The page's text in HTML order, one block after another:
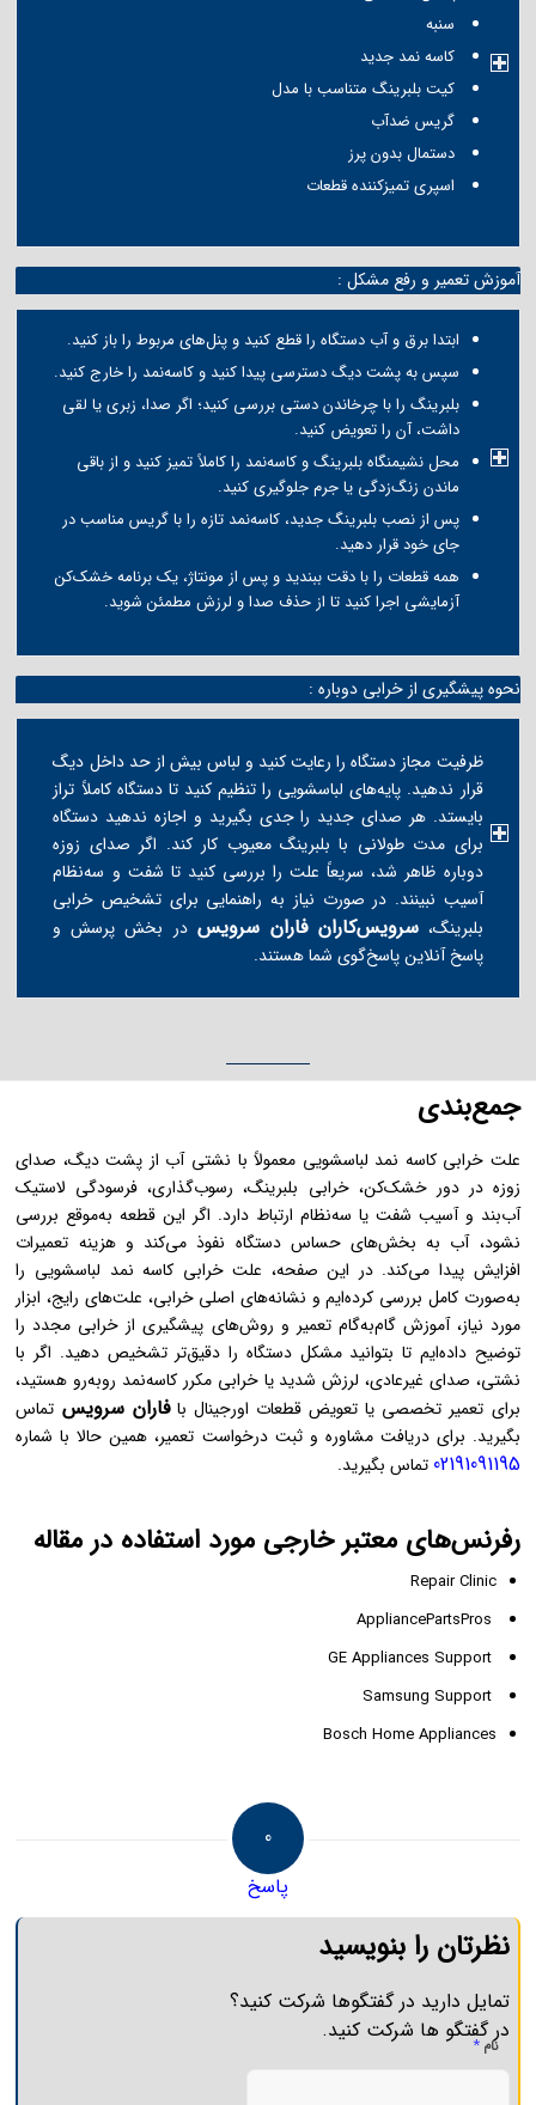
سنبه
کاسه نمد جدید
کیت بلبرینگ متناسب با مدل
گریس ضدآب
دستمال بدون پرز
اسپری تمیزکننده قطعات
آموزش تعمیر و رفع مشکل :
ابتدا برق و آب دستگاه را قطع کنید و پنل‌های مربوط را باز کنید.
سپس به پشت دیگ دسترسی پیدا کنید و کاسه‌نمد را خارج کنید.
بلبرینگ را با چرخاندن دستی بررسی کنید؛ اگر صدا، زبری یا لقی
داشت، آن را تعویض کنید.
محل نشیمنگاه بلبرینگ و کاسه‌نمد را کاملاً تمیز کنید و از باقی
ماندن زنگ‌زدگی یا جرم جلوگیری کنید.
پس از نصب بلبرینگ جدید، کاسه‌نمد تازه را با گریس مناسب در
جای خود قرار دهید.
همه قطعات را با دقت ببندید و پس از مونتاژ، یک برنامه خشک‌کن
آزمایشی اجرا کنید تا از حذف صدا و لرزش مطمئن شوید.
نحوه پیشگیری از خرابی دوباره :
ظرفیت مجاز دستگاه را رعایت کنید و لباس بیش از حد داخل دیگ
قرار ندهید. پایه‌های لباسشویی را تنظیم کنید تا دستگاه کاملاً تراز
بایستد. هر صدای جدید را جدی بگیرید و اجازه ندهید دستگاه
برای مدت طولانی با بلبرینگ معیوب کار کند. اگر صدای زوزه
دوباره ظاهر شد، سریعاً علت را بررسی کنید تا شفت و سه‌نظام
آسیب نبینند. در صورت نیاز به راهنمایی برای تشخیص خرابی
بلبرینگ،سرویس‌کاران فاران سرویس در بخش پرسش و
پاسخ آنلاین پاسخ‌گوی شما هستند.
جمع‌بندی
علت خرابی کاسه نمد لباسشویی معمولاً با نشتی آب از پشت دیگ، صدای
زوزه در دور خشک‌کن، خرابی بلبرینگ، رسوب‌گذاری، فرسودگی لاستیک
آب‌بند و آسیب شفت یا سه‌نظام ارتباط دارد. اگر این قطعه به‌موقع بررسی
نشود، آب به بخش‌های حساس دستگاه نفوذ می‌کند و هزینه تعمیرات
افزایش پیدا می‌کند. در این صفحه، علت خرابی کاسه نمد لباسشویی را
به‌صورت کامل بررسی کرده‌ایم و نشانه‌های اصلی خرابی، علت‌های رایج، ابزار
مورد نیاز، آموزش گام‌به‌گام تعمیر و روش‌های پیشگیری از خرابی مجدد را
توضیح داده‌ایم تا بتوانید مشکل دستگاه را دقیق‌تر تشخیص دهید. اگر با
نشتی، صدای غیرعادی، لرزش شدید یا خرابی مکرر کاسه‌نمد روبه‌رو هستید،
برای تعمیر تخصصی یا تعویض قطعات اورجینال بافاران سرویس تماس
بگیرید. برای دریافت مشاوره و ثبت درخواست تعمیر، همین حالا با شماره
02191091195 تماس بگیرید.
رفرنس‌های معتبر خارجی مورد استفاده در مقاله
Repair Clinic
GE Appliances Support
Samsung Support
Bosch Home Appliances
0
پاسخ
نظرتان را بنویسید
تمایل دارید در گفتگوها شرکت کنید؟
در گفتگو ها شرکت کنید.
نام*